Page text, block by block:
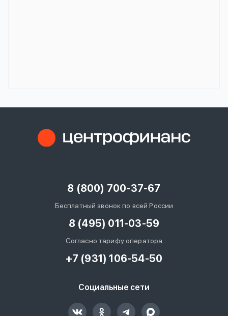
8 (800) 700-37-67
Бесплатный звонок по всей России
8 (495) 011-03-59
Согласно тарифу оператора
+7 (931) 106-54-50
Социальные сети